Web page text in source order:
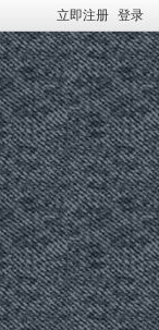
立即注册 登录